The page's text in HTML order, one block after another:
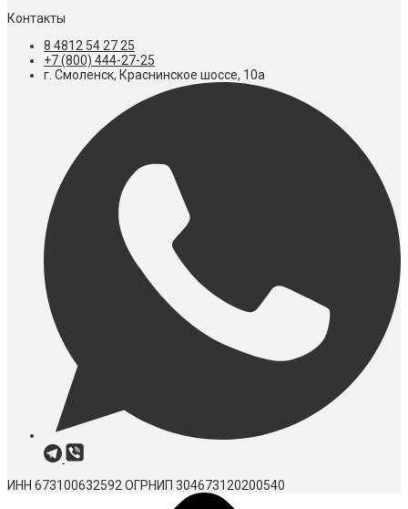
Контакты
8 4812 54 27 25
+7 (800) 444-27-25
г. Смоленск, Краснинское шоссе, 10а
ИНН 673100632592 ОГРНИП 304673120200540